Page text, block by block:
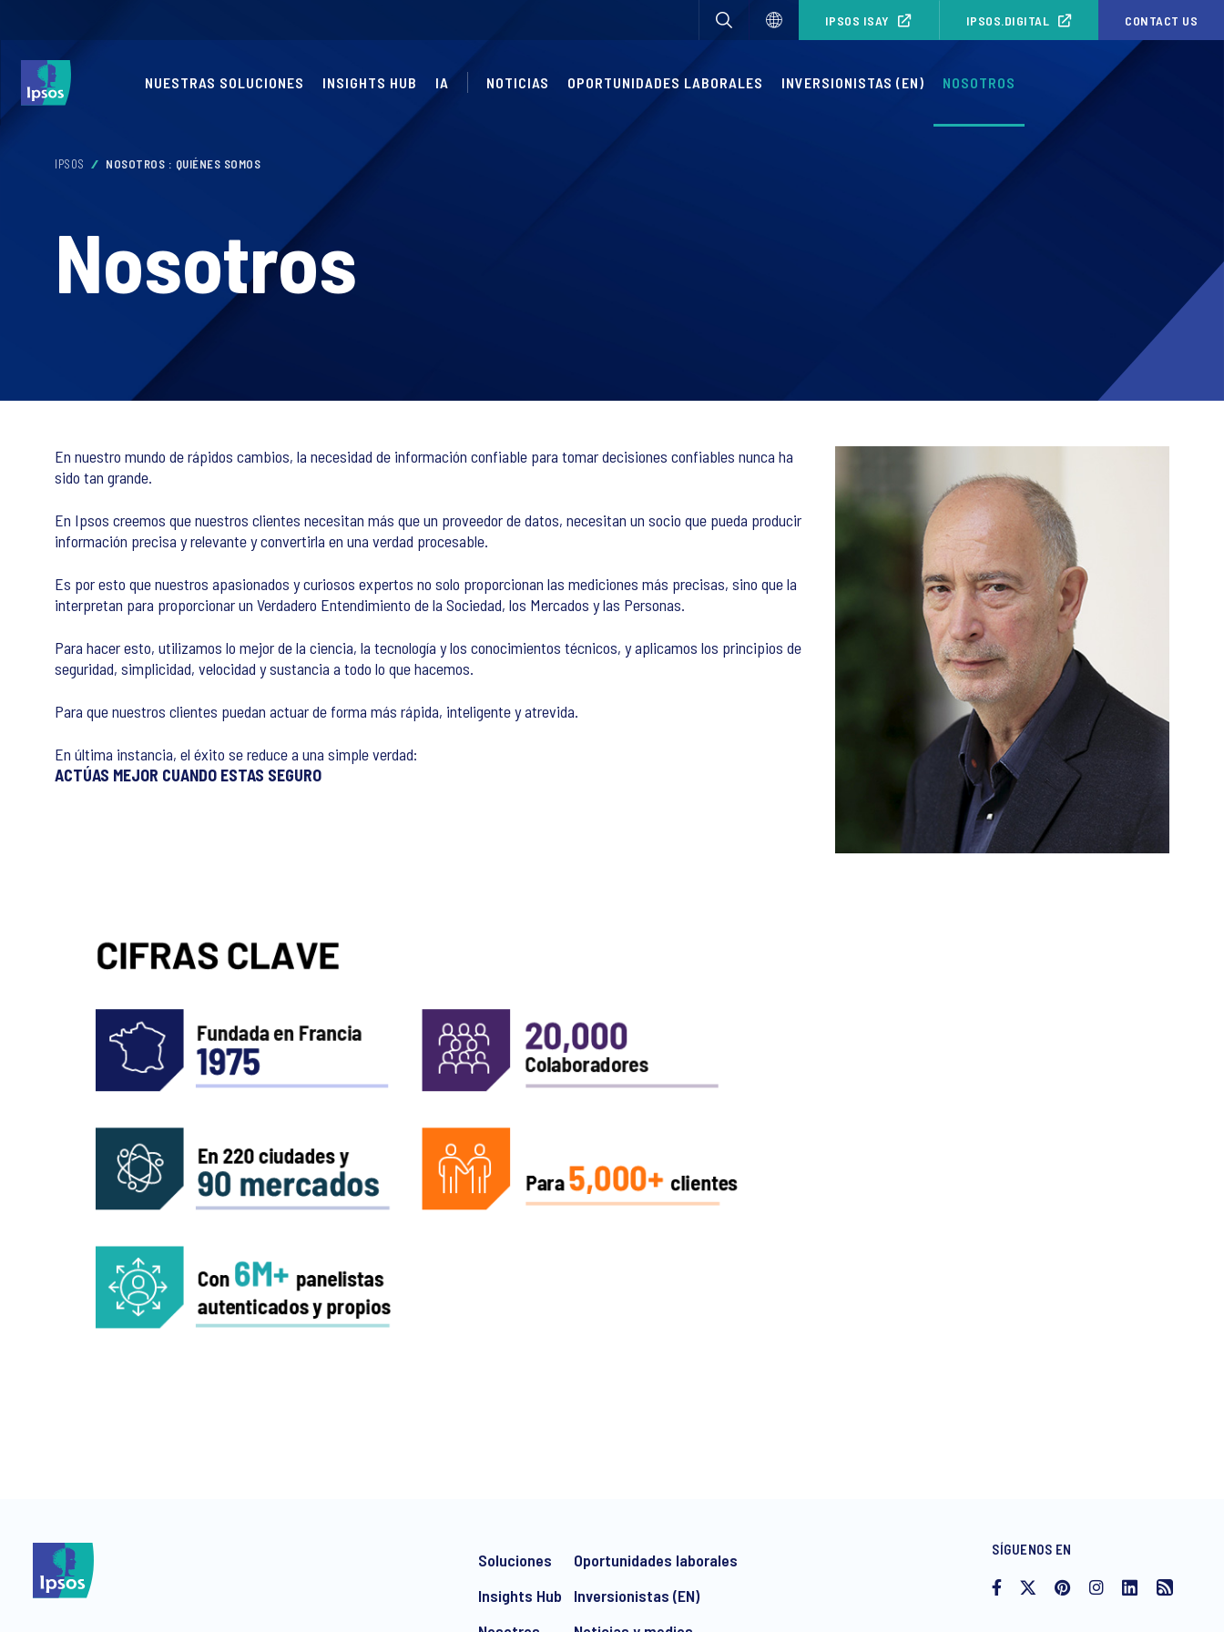
IPSOS ISAY IPSOS.DIGITAL CONTACT US
NUESTRAS SOLUCIONES INSIGHTS HUB IA NOTICIAS OPORTUNIDADES LABORALES INVERSIONISTAS (EN) NOSOTROS
IPSOS NOSOTROS : QUIÉNES SOMOS
Nosotros
En nuestro mundo de rápidos cambios, la necesidad de información confiable para tomar decisiones confiables nunca ha
sido tan grande.
En Ipsos creemos que nuestros clientes necesitan más que un proveedor de datos, necesitan un socio que pueda producir
información precisa y relevante y convertirla en una verdad procesable.
Es por esto que nuestros apasionados y curiosos expertos no solo proporcionan las mediciones más precisas, sino que la
interpretan para proporcionar un Verdadero Entendimiento de la Sociedad, los Mercados y las Personas.
Para hacer esto, utilizamos lo mejor de la ciencia, la tecnología y los conocimientos técnicos, y aplicamos los principios de
seguridad, simplicidad, velocidad y sustancia a todo lo que hacemos.
Para que nuestros clientes puedan actuar de forma más rápida, inteligente y atrevida.
En última instancia, el éxito se reduce a una simple verdad:
ACTÚAS MEJOR CUANDO ESTAS SEGURO
Soluciones
Insights Hub
Oportunidades laborales
Inversionistas (EN)
SÍGUENOS EN